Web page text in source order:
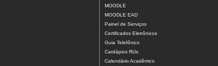
MOODLE
MOODLE EAD
Painel de Serviços
Certificados Eletrônicos
Guia Telefônico
Cardápios RUs
Calendário Acadêmico